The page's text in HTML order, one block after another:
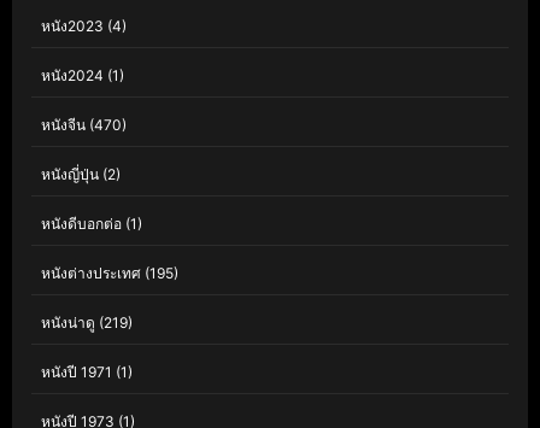
หนัง2023 (4)
หนัง2024 (1)
หนังจีน (470)
หนังญี่ปุ่น (2)
หนังดีบอกต่อ (1)
หนังต่างประเทศ (195)
หนังน่าดู (219)
หนังปี 1971 (1)
หนังปี 1973 (1)